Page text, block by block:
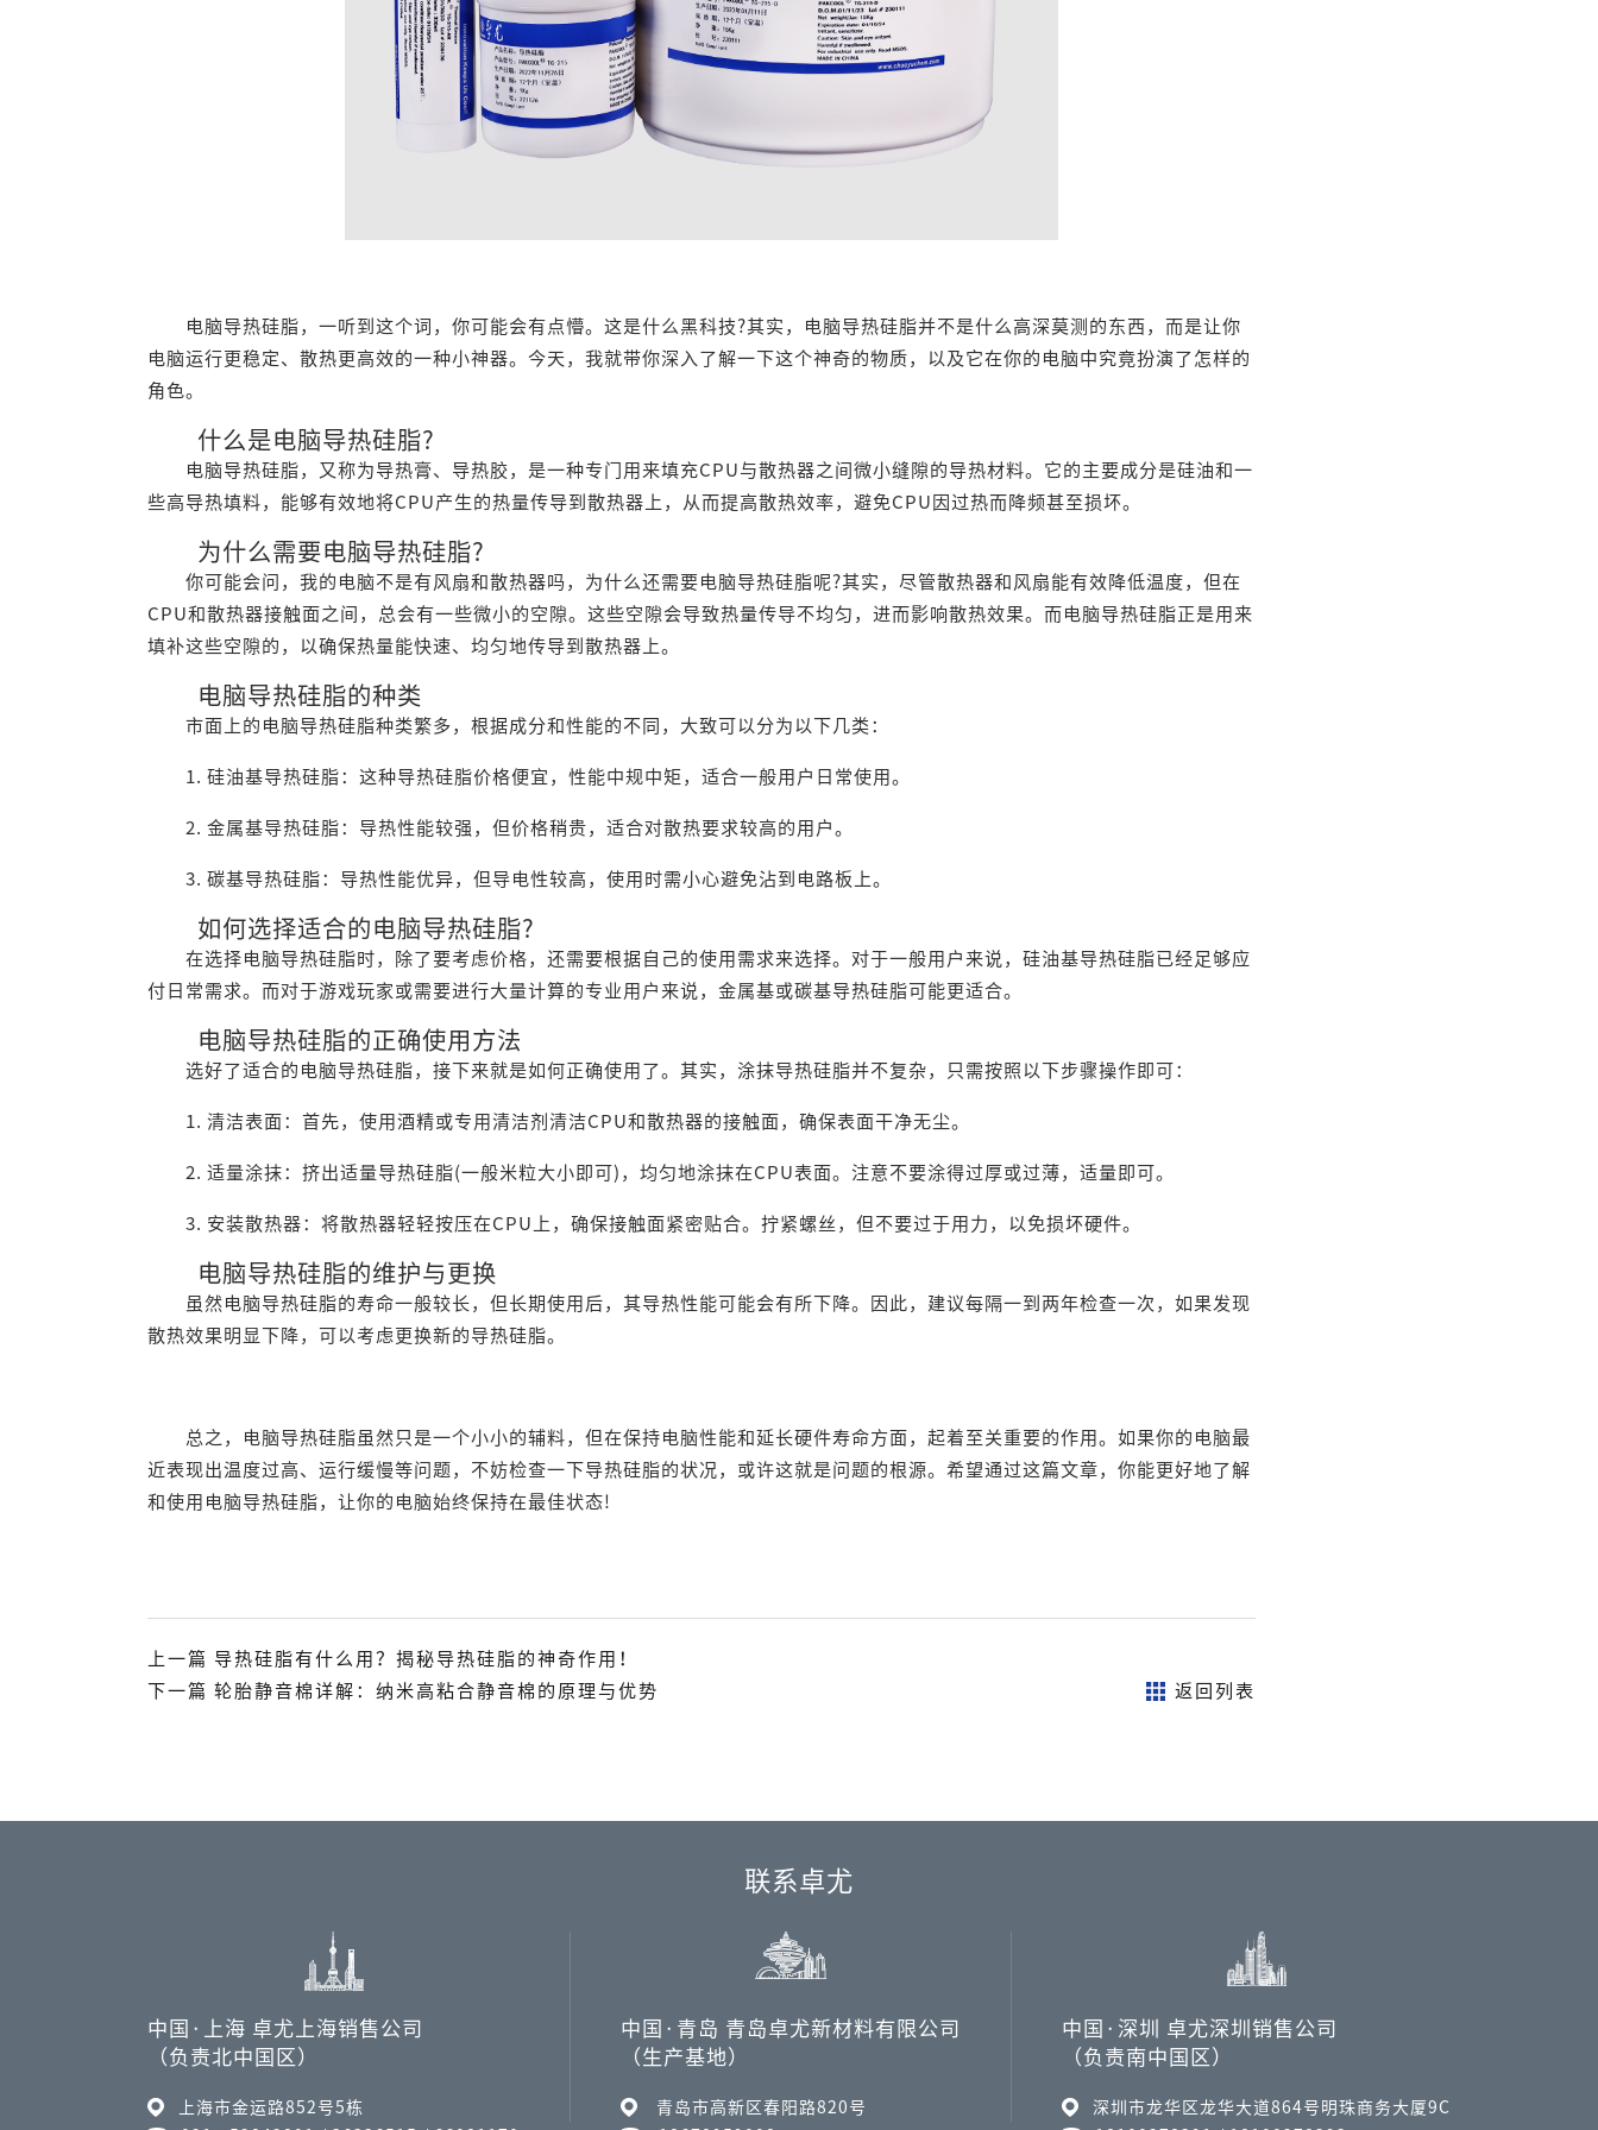
电脑导热硅脂，一听到这个词，你可能会有点懵。这是什么黑科技?其实，电脑导热硅脂并不是什么高深莫测的东西，而是让你
电脑运行更稳定、散热更高效的一种小神器。今天，我就带你深入了解一下这个神奇的物质，以及它在你的电脑中究竟扮演了怎样的
角色。
什么是电脑导热硅脂?
电脑导热硅脂，又称为导热膏、导热胶，是一种专门用来填充CPU与散热器之间微小缝隙的导热材料。它的主要成分是硅油和一
些高导热填料，能够有效地将CPU产生的热量传导到散热器上，从而提高散热效率，避免CPU因过热而降频甚至损坏。
为什么需要电脑导热硅脂?
你可能会问，我的电脑不是有风扇和散热器吗，为什么还需要电脑导热硅脂呢?其实，尽管散热器和风扇能有效降低温度，但在
CPU和散热器接触面之间，总会有一些微小的空隙。这些空隙会导致热量传导不均匀，进而影响散热效果。而电脑导热硅脂正是用来
填补这些空隙的，以确保热量能快速、均匀地传导到散热器上。
电脑导热硅脂的种类
市面上的电脑导热硅脂种类繁多，根据成分和性能的不同，大致可以分为以下几类：
1. 硅油基导热硅脂：这种导热硅脂价格便宜，性能中规中矩，适合一般用户日常使用。
2. 金属基导热硅脂：导热性能较强，但价格稍贵，适合对散热要求较高的用户。
3. 碳基导热硅脂：导热性能优异，但导电性较高，使用时需小心避免沾到电路板上。
如何选择适合的电脑导热硅脂?
在选择电脑导热硅脂时，除了要考虑价格，还需要根据自己的使用需求来选择。对于一般用户来说，硅油基导热硅脂已经足够应
付日常需求。而对于游戏玩家或需要进行大量计算的专业用户来说，金属基或碳基导热硅脂可能更适合。
电脑导热硅脂的正确使用方法
选好了适合的电脑导热硅脂，接下来就是如何正确使用了。其实，涂抹导热硅脂并不复杂，只需按照以下步骤操作即可：
1. 清洁表面：首先，使用酒精或专用清洁剂清洁CPU和散热器的接触面，确保表面干净无尘。
2. 适量涂抹：挤出适量导热硅脂(一般米粒大小即可)，均匀地涂抹在CPU表面。注意不要涂得过厚或过薄，适量即可。
3. 安装散热器：将散热器轻轻按压在CPU上，确保接触面紧密贴合。拧紧螺丝，但不要过于用力，以免损坏硬件。
电脑导热硅脂的维护与更换
虽然电脑导热硅脂的寿命一般较长，但长期使用后，其导热性能可能会有所下降。因此，建议每隔一到两年检查一次，如果发现
散热效果明显下降，可以考虑更换新的导热硅脂。
总之，电脑导热硅脂虽然只是一个小小的辅料，但在保持电脑性能和延长硬件寿命方面，起着至关重要的作用。如果你的电脑最
近表现出温度过高、运行缓慢等问题，不妨检查一下导热硅脂的状况，或许这就是问题的根源。希望通过这篇文章，你能更好地了解
和使用电脑导热硅脂，让你的电脑始终保持在最佳状态!
上一篇 导热硅脂有什么用？揭秘导热硅脂的神奇作用！
下一篇 轮胎静音棉详解：纳米高粘合静音棉的原理与优势
返回列表
联系卓尤
中国·上海 卓尤上海销售公司
（负责北中国区）
上海市金运路852号5栋
中国·青岛 青岛卓尤新材料有限公司
（生产基地）
青岛市高新区春阳路820号
中国·深圳 卓尤深圳销售公司
（负责南中国区）
深圳市龙华区龙华大道864号明珠商务大厦9C